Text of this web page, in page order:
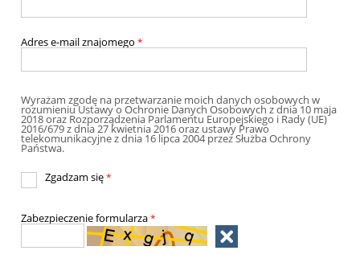
Adres e-mail znajomego *
Wyrażam zgodę na przetwarzanie moich danych osobowych w
rozumieniu Ustawy o Ochronie Danych Osobowych z dnia 10 maja
2018 oraz Rozporządzenia Parlamentu Europejskiego i Rady (UE)
2016/679 z dnia 27 kwietnia 2016 oraz ustawy Prawo
telekomunikacyjne z dnia 16 lipca 2004 przez Służba Ochrony
Państwa.
Zgadzam się *
Zabezpieczenie formularza *